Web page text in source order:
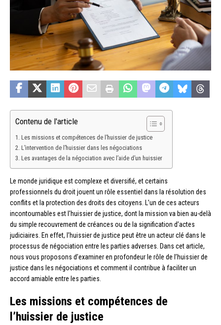
Contenu de l'article
Les missions et compétences de l’huissier de justice
L’intervention de l’huissier dans les négociations
Les avantages de la négociation avec l’aide d’un huissier
Le monde juridique est complexe et diversifié, et certains
professionnels du droit jouent un rôle essentiel dans la résolution des
conflits et la protection des droits des citoyens. L’un de ces acteurs
incontournables est l’huissier de justice, dont la mission va bien au-delà
du simple recouvrement de créances ou de la signification d’actes
judiciaires. En effet, l’huissier de justice peut être un acteur clé dans le
processus de négociation entre les parties adverses. Dans cet article,
nous vous proposons d’examiner en profondeur le rôle de l’huissier de
justice dans les négociations et comment il contribue à faciliter un
accord amiable entre les parties.
Les missions et compétences de
l’huissier de justice